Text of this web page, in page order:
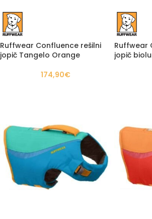
Ruffwear Confluence rešilni
jopič Tangelo Orange
174,90€
Ruffwear
jopič